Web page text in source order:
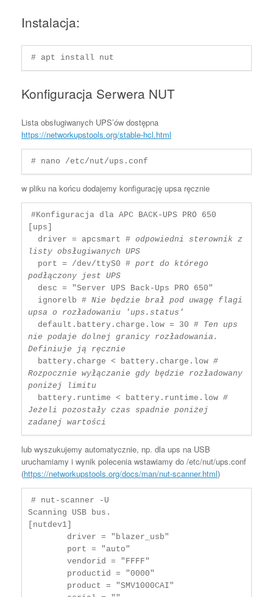
Instalacja:
# apt install nut
Konfiguracja Serwera NUT
Lista obsługiwanych UPS’ów dostępna
https://networkupstools.org/stable-hcl.html
# nano /etc/nut/ups.conf
w pliku na końcu dodajemy konfigurację upsa ręcznie
#Konfiguracja dla APC BACK-UPS PRO 650
[ups]
  driver = apcsmart #
odpowiedni sterownik z
listy obsługiwanych UPS
  port = /dev/ttyS0 #
port do którego
podłączony jest UPS
  ignorelb #
Nie będzie brał pod uwagę flagi
upsa o rozładowaniu 'ups.status'
  default.battery.charge.low = 30 #
Ten ups
nie podaje dolnej granicy rozładowania.
Definiuje ją ręcznie
  battery.charge < battery.charge.low
#
Rozpocznie wyłączanie gdy będzie rozładowany
poniżej limitu
  battery.runtime < battery.runtime.low
#
Jeżeli pozostały czas spadnie poniżej
zadanej wartości
lub wyszukujemy automatycznie, np. dla ups na USB
uruchamiamy i wynik polecenia wstawiamy do /etc/nut/ups.conf
(https://networkupstools.org/docs/man/nut-scanner.html)
# nut-scanner -U
Scanning USB bus.
[nutdev1]